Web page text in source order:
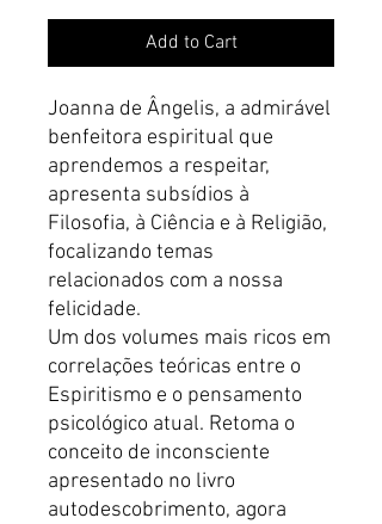
Add to Cart
Joanna de Ângelis, a admirável
benfeitora espiritual que
aprendemos a respeitar,
apresenta subsídios à
Filosofia, à Ciência e à Religião,
focalizando temas
relacionados com a nossa
felicidade.
Um dos volumes mais ricos em
correlações teóricas entre o
Espiritismo e o pensamento
psicológico atual. Retoma o
conceito de inconsciente
apresentado no livro
autodescobrimento, agora